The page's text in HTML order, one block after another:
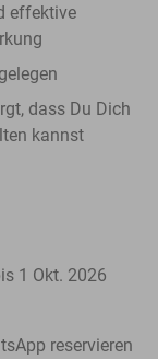
effektive
dass Du Dich
kannst
1 Okt. 2026
reservieren